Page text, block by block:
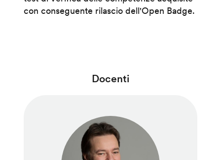
con conseguente rilascio dell'Open Badge.
Docenti